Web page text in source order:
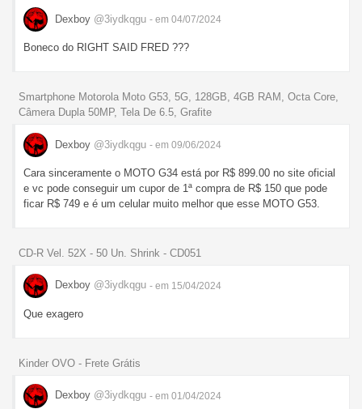
Dexboy @3iydkqgu - em 04/07/2024
Boneco do RIGHT SAID FRED ???
Smartphone Motorola Moto G53, 5G, 128GB, 4GB RAM, Octa Core,
Câmera Dupla 50MP, Tela De 6.5, Grafite
Dexboy @3iydkqgu - em 09/06/2024
Cara sinceramente o MOTO G34 está por R$ 899.00 no site oficial
e vc pode conseguir um cupor de 1ª compra de R$ 150 que pode
ficar R$ 749 e é um celular muito melhor que esse MOTO G53.
CD-R Vel. 52X - 50 Un. Shrink - CD051
Dexboy @3iydkqgu - em 15/04/2024
Que exagero
Kinder OVO - Frete Grátis
Dexboy @3iydkqgu - em 01/04/2024